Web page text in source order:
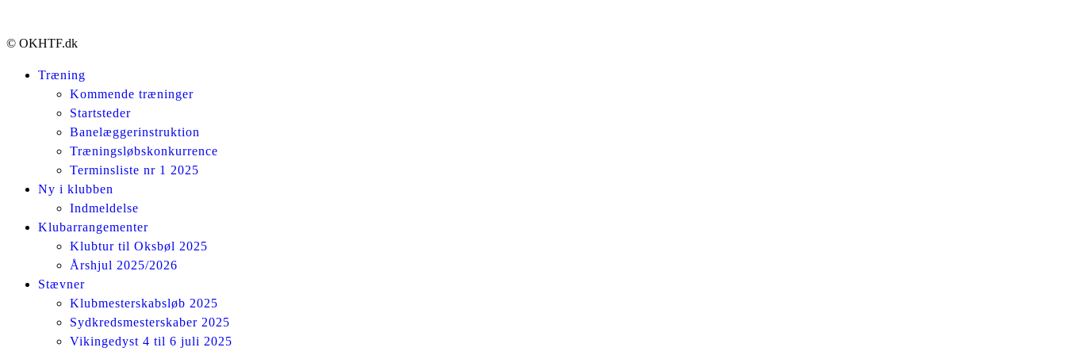
© OKHTF.dk
Træning
Kommende træninger
Startsteder
Banelæggerinstruktion
Træningsløbskonkurrence
Terminsliste nr 1 2025
Ny i klubben
Indmeldelse
Klubarrangementer
Klubtur til Oksbøl 2025
Årshjul 2025/2026
Stævner
Klubmesterskabsløb 2025
Sydkredsmesterskaber 2025
Vikingedyst 4 til 6 juli 2025